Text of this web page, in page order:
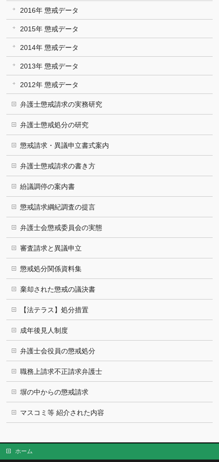
2016年 懲戒データ
2015年 懲戒データ
2014年 懲戒データ
2013年 懲戒データ
2012年 懲戒データ
弁護士懲戒請求の実務研究
弁護士懲戒処分の研究
懲戒請求・異議申立書式案内
弁護士懲戒請求の書き方
紛議調停の案内書
懲戒請求綱紀調査の提言
弁護士会懲戒委員会の実態
審査請求と異議申立
懲戒処分関係資料集
棄却された懲戒の議決書
【法テラス】処分措置
成年後見人制度
弁護士会役員の懲戒処分
職務上請求不正請求弁護士
塀の中からの懲戒請求
マスコミ等 紹介された内容
ホーム